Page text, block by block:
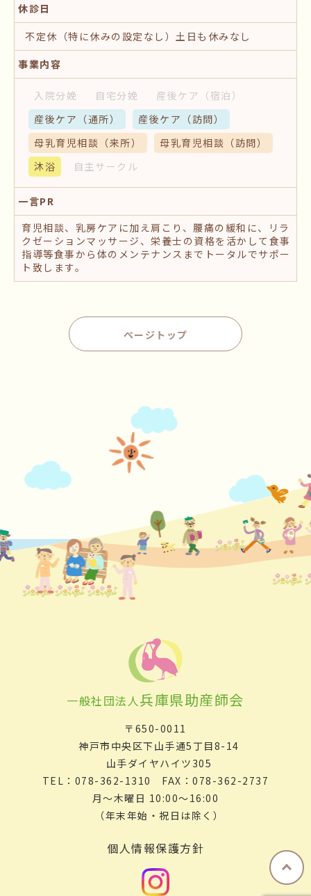
休診日
不定休（特に休みの設定なし）土日も休みなし
事業内容
入院分娩 自宅分娩 産後ケア （宿泊）
産後ケア （通所） 産後ケア （訪問）
母乳育児相談 （来所） 母乳育児相談 （訪問）
沐浴
自主サークル
一言PR
育児相談、乳房ケアに加え肩こり、腰痛の緩和に、リラ
クゼーションマッサージ、栄養士の資格を活かして食事
指導等食事から体のメンテナンスまでトータルでサポー
ト致します。
ページトップ
一般社団法人兵庫県助産師会
〒650-0011
神戸市中央区下山手通5丁目8-14
山手ダイヤハイツ305
TEL：078-362-1310 FAX：078-362-2737
月～木曜日 10:00～16:00
（年末年始・祝日は除く）
個人情報保護方針